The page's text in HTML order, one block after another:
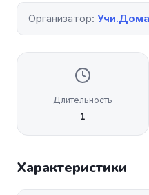
Организатор:
Длительность
1
Характеристики